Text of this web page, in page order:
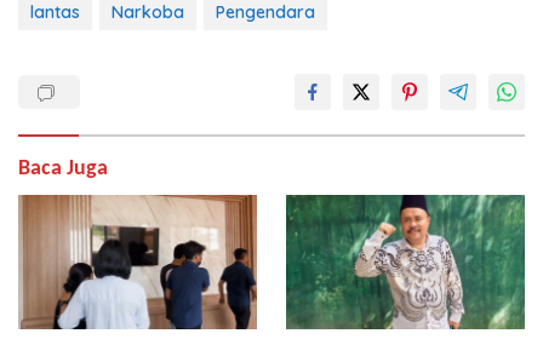
lantas Narkoba Pengendara
Baca Juga